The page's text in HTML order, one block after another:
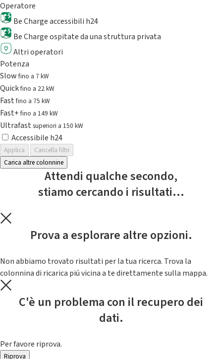
Operatore
Be Charge accessibili h24
Be Charge ospitate da una struttura privata
Altri operatori
Potenza
Slowfino a 7 kW
Quickfino a 22 kW
Fastfino a 75 kW
Fast+fino a 149 kW
Ultrafast superiori a 150 kW
Accessibile h24
Applica
Cancella filtri
Carica altre colonnine
Attendi qualche secondo,
stiamo cercando i risultati...
Prova a esplorare altre opzioni.
Non abbiamo trovato risultati per la tua ricerca. Trova la
colonnina di ricarica piú vicina a te direttamente sulla mappa.
C'è un problema con il recupero dei
dati.
Per favore riprova.
Riprova